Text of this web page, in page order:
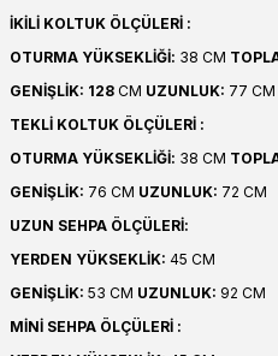
İKİLİ KOLTUK ÖLÇÜLERİ :
OTURMA YÜKSEKLİĞİ: 38 CM
GENİŞLİK: 128 CM UZUNLUK: 77 CM
TEKLİ KOLTUK ÖLÇÜLERİ :
OTURMA YÜKSEKLİĞİ: 38 CM
GENİŞLİK: 76 CM UZUNLUK: 72 CM
UZUN SEHPA ÖLÇÜLERİ:
YERDEN YÜKSEKLİK: 45 CM
GENİŞLİK: 53 CM UZUNLUK: 92 CM
MİNİ SEHPA ÖLÇÜLERİ :